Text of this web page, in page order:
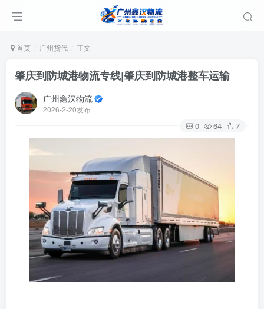
首页 广州货代 正文
肇庆到防城港物流专线|肇庆到防城港整车运输
广州鑫汉物流
2026-2-20发布
0 64 7